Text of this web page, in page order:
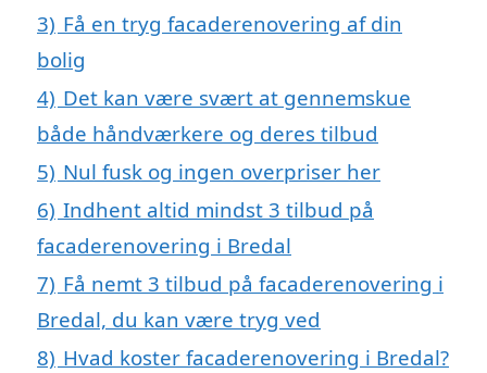
3) Få en tryg facaderenovering af din
bolig
4) Det kan være svært at gennemskue
både håndværkere og deres tilbud
5) Nul fusk og ingen overpriser her
6) Indhent altid mindst 3 tilbud på
facaderenovering i Bredal
7) Få nemt 3 tilbud på facaderenovering i
Bredal, du kan være tryg ved
8) Hvad koster facaderenovering i Bredal?